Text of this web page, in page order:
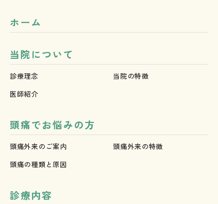
ホーム
当院について
診療理念
当院の特徴
医師紹介
頭痛でお悩みの方
頭痛外来のご案内
頭痛外来の特徴
頭痛の種類と原因
診療内容